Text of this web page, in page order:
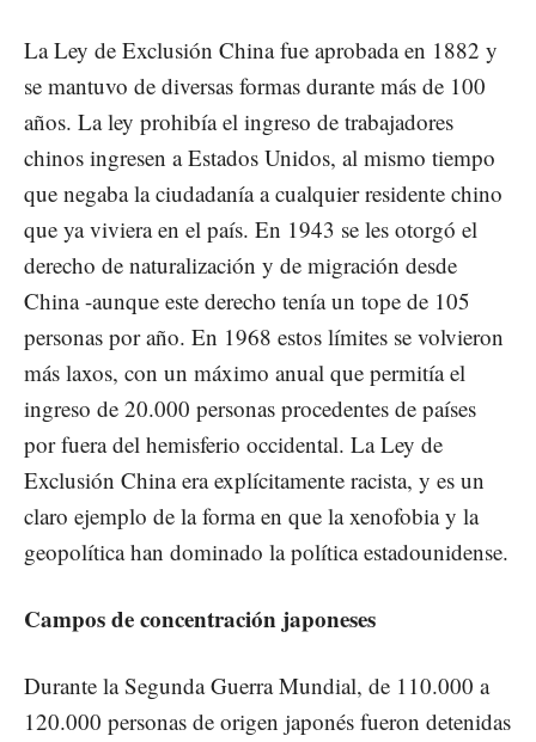
La Ley de Exclusión China fue aprobada en 1882 y
se mantuvo de diversas formas durante más de 100
años. La ley prohibía el ingreso de trabajadores
chinos ingresen a Estados Unidos, al mismo tiempo
que negaba la ciudadanía a cualquier residente chino
que ya viviera en el país. En 1943 se les otorgó el
derecho de naturalización y de migración desde
China -aunque este derecho tenía un tope de 105
personas por año. En 1968 estos límites se volvieron
más laxos, con un máximo anual que permitía el
ingreso de 20.000 personas procedentes de países
por fuera del hemisferio occidental. La Ley de
Exclusión China era explícitamente racista, y es un
claro ejemplo de la forma en que la xenofobia y la
geopolítica han dominado la política estadounidense.
Campos de concentración japoneses
Durante la Segunda Guerra Mundial, de 110.000 a
120.000 personas de origen japonés fueron detenidas